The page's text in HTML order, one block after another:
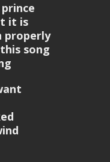
it is
properly
song